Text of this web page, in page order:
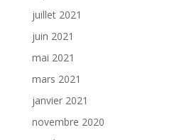
juillet 2021
juin 2021
mai 2021
mars 2021
janvier 2021
novembre 2020